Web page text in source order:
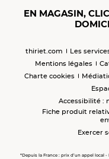
EN MAGASIN,
thiriet.com Les
Mentions légales
Charte cookies
Accessibilité :
Fiche produit
Exercer
*Depuis la France : prix d’un appel local